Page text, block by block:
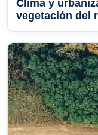
Clima y
vegetación del